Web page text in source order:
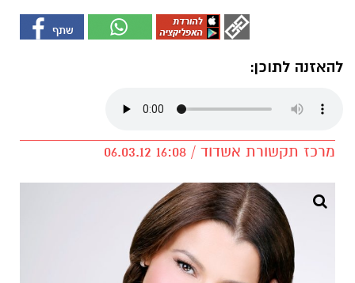
להאזנה לתוכן:
מרכז תקשורת אשדוד / 16:08 06.03.12